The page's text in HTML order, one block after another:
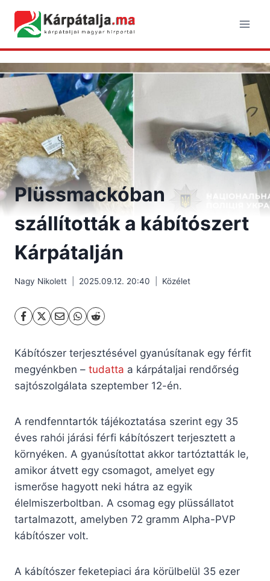
content
Plüssmackóban
szállították a kábítószert
Kárpátalján
Nagy Nikolett 2025.09.12. 20:40 Közélet
Kábítószer terjesztésével gyanúsítanak egy férfit
megyénkben – tudatta a kárpátaljai rendőrség
sajtószolgálata szeptember 12-én.
A rendfenntartók tájékoztatása szerint egy 35
éves rahói járási férfi kábítószert terjesztett a
környéken. A gyanúsítottat akkor tartóztatták le,
amikor átvett egy csomagot, amelyet egy
ismerőse hagyott neki hátra az egyik
élelmiszerboltban. A csomag egy plüssállatot
tartalmazott, amelyben 72 gramm Alpha-PVP
kábítószer volt.
A kábítószer feketepiaci ára körülbelül 35 ezer